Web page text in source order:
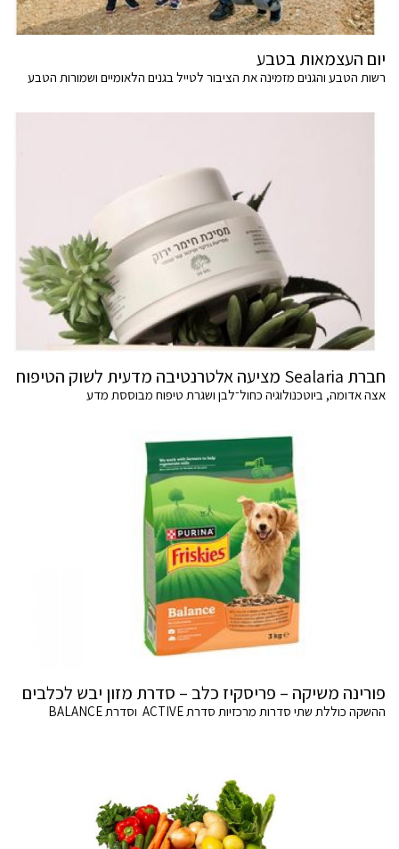
יום העצמאות בטבע
רשות הטבע והגנים מזמינה את הציבור לטייל בגנים הלאומיים ושמורות הטבע
חברת Sealaria מציעה אלטרנטיבה מדעית לשוק הטיפוח
אצה אדומה, ביוטכנולוגיה כחול־לבן ושגרת טיפוח מבוססת מדע
פורינה משיקה – פריסקיז כלב – סדרת מזון יבש לכלבים
ההשקה כוללת שתי סדרות מרכזיות סדרת ACTIVE וסדרת BALANCE